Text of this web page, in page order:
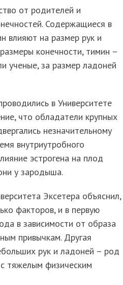
от родителей и
Содержащиеся в
влияют на размер рук и
конечности, тимин –
ученые, за размер ладоней
в Университете
что обладатели крупных
незначительному
внутриутробного
эстрогена на плод
у зародыша.
Эксетера объяснил,
факторов, и в первую
в зависимости от образа
привычкам. Другая
рук и ладоней – род
тяжелым физическим